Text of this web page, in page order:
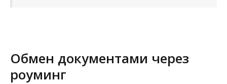
Обмен документами через
роуминг